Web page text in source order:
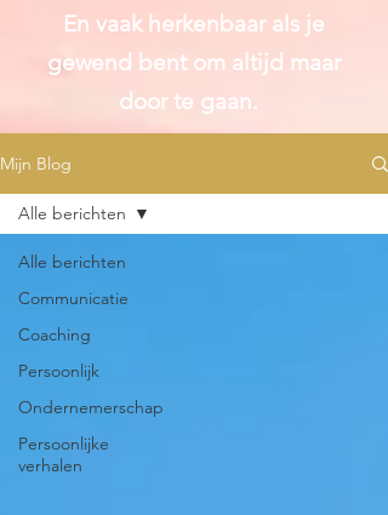
En vaak herkenbaar als je
gewend bent om altijd maar
door te gaan.
Mijn Blog
Alle berichten
Communicatie
Coaching
Persoonlijk
Ondernemerschap
Persoonlijke
verhalen
Alle berichten